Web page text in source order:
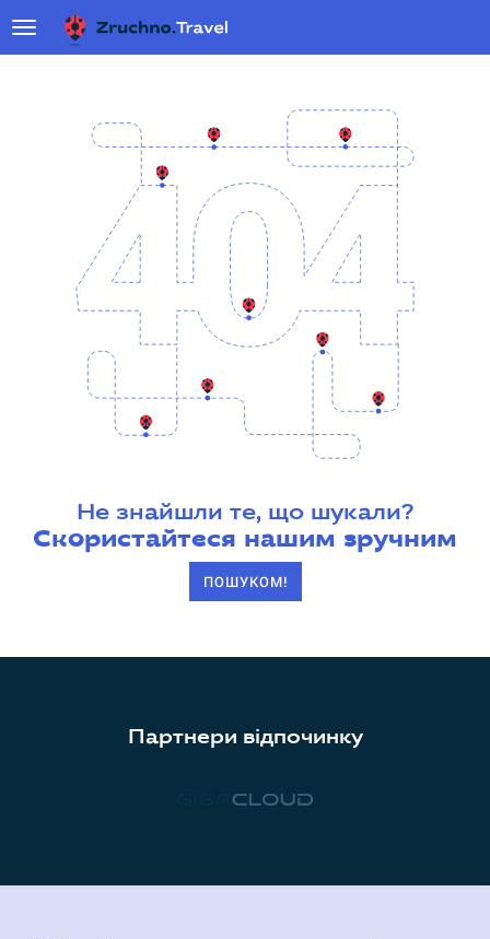
Не знайшли те, що шукали?
Скористайтеся нашим зручним
ПОШУКОМ!
Партнери відпочинку